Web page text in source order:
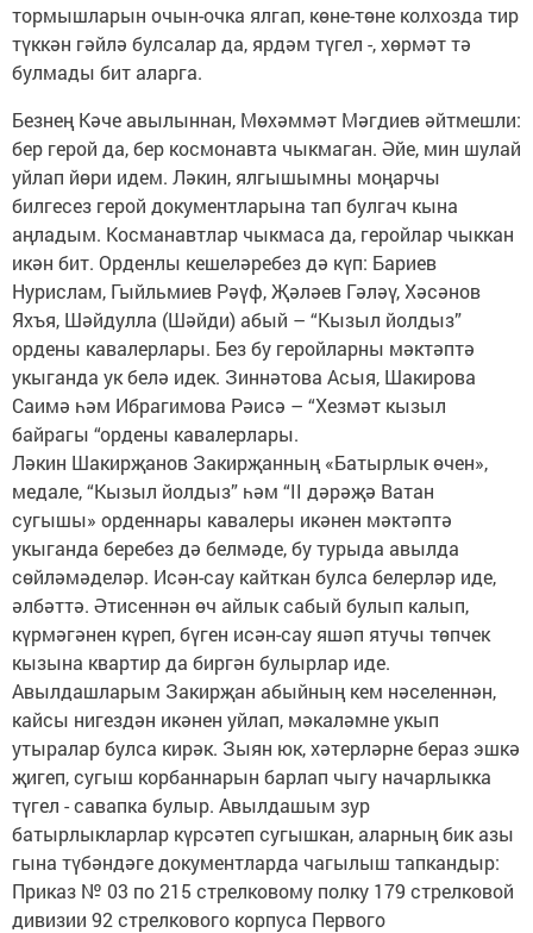
тормышларын очын-очка ялгап, көне-төне колхозда тир
түккән гәйлә булсалар да, ярдәм түгел -, хөрмәт тә
булмады бит аларга.
Безнең Кәче авылыннан, Мөхәммәт Мәгдиев әйтмешли:
бер герой да, бер космонавта чыкмаган. Әйе, мин шулай
уйлап йөри идем. Ләкин, ялгышымны моңарчы
билгесез герой документларына тап булгач кына
аңладым. Косманавтлар чыкмаса да, геройлар чыккан
икән бит. Орденлы кешеләребез дә күп: Бариев
Нурислам, Гыйльмиев Рәүф, Җәләев Гәләү, Хәсәнов
Яхъя, Шәйдулла (Шәйди) абый – “Кызыл йолдыз”
ордены кавалерлары. Без бу геройларны мәктәптә
укыганда ук белә идек. Зиннәтова Асыя, Шакирова
Саимә һәм Ибрагимова Рәисә – “Хезмәт кызыл
байрагы “ордены кавалерлары.
Ләкин Шакирҗанов Закирҗанның «Батырлык өчен»,
медале, “Кызыл йолдыз” һәм “II дәрәҗә Ватан
сугышы» орденнары кавалеры икәнен мәктәптә
укыганда беребез дә белмәде, бу турыда авылда
сөйләмәделәр. Исән-сау кайткан булса белерләр иде,
әлбәттә. Әтисеннән өч айлык сабый булып калып,
күрмәгәнен күреп, бүген исән-сау яшәп ятучы төпчек
кызына квартир да биргән булырлар иде.
Авылдашларым Закирҗан абыйның кем нәселеннән,
кайсы нигездән икәнен уйлап, мәкаләмне укып
утыралар булса кирәк. Зыян юк, хәтерләрне бераз эшкә
җигеп, сугыш корбаннарын барлап чыгу начарлыкка
түгел - савапка булыр. Авылдашым зур
батырлыкларлар күрсәтеп сугышкан, аларның бик азы
гына түбәндәге документларда чагылыш тапкандыр:
Приказ № 03 по 215 стрелковому полку 179 стрелковой
дивизии 92 стрелкового корпуса Первого